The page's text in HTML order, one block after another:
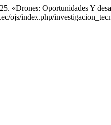
«Drones: Oportunidades Y
ojs/index.php/